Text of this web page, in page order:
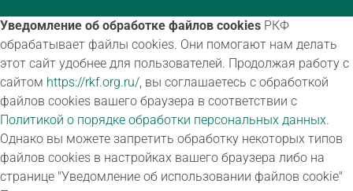
Уведомление об обработке файлов cookies РКФ
обрабатывает файлы cookies. Они помогают нам делать
этот сайт удобнее для пользователей. Продолжая работу с
сайтом https://rkf.org.ru/, вы соглашаетесь с обработкой
файлов cookies вашего браузера в соответствии с
Политикой о порядке обработки персональных данных.
Однако вы можете запретить обработку некоторых типов
файлов cookies в настройках вашего браузера либо на
странице "Уведомление об использовании файлов cookie"